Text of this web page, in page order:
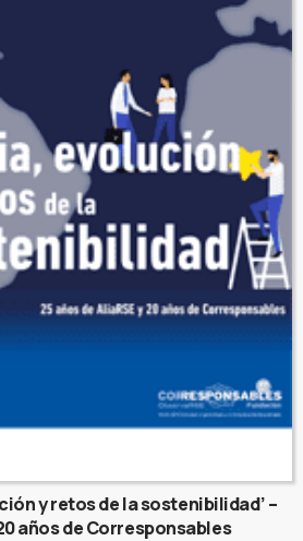
y retos de la sostenibilidad’ –
años de Corresponsables